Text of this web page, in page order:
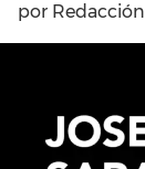
por Redacción